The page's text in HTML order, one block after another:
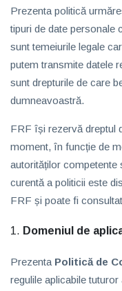
Prezenta politică
tipuri de date personale
sunt temeiurile legale
putem transmite datele
sunt drepturile de care
dumneavoastră.
FRF își rezervă dreptul
moment, în funcție de
autorităților competente
curentă a politicii este
FRF și poate fi
Domeniul de
Prezenta Politică de
regulile aplicabile